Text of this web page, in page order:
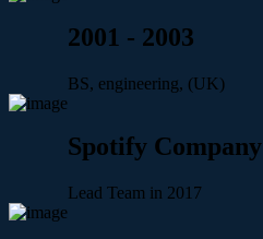
2001 - 2003
BS, engineering, (UK)
Spotify Company
Lead Team in 2017